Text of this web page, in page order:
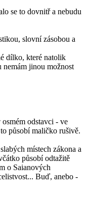
se to dovnitř a nebudu
slovní zásobou a
dílko, které natolik
nemám jinou možnost
odstavci - ve
působí maličko rušivě.
místech zákona a
působí odtažitě
o Saianových
Buď, anebo -